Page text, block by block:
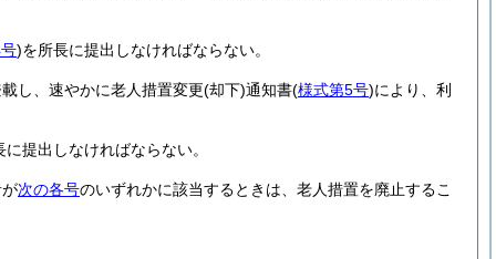
)を所長に提出しなければならない。
し、速やかに老人措置変更(却下)通知書(様式第5号)により、利
に提出しなければならない。
次の各号のいずれかに該当するときは、老人措置を廃止するこ